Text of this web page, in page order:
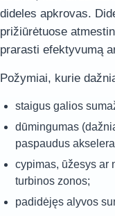
dideles apkrovas.
prižiūrėtuose
prarasti efektyvumą
Požymiai, kurie
staigus galios
dūmingumas
paspaudus
cypimas, ūžesys ar
turbinos zonos;
padidėjęs alyvos